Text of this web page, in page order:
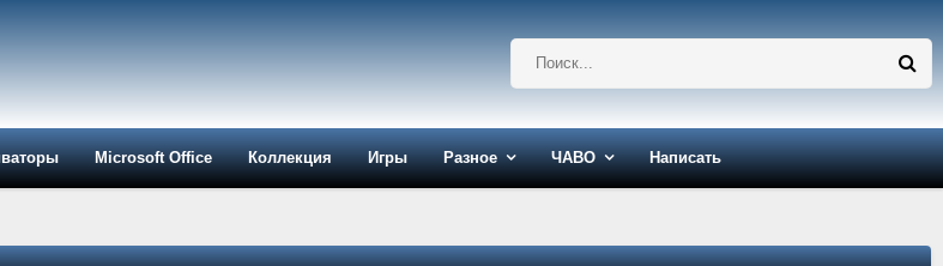
Microsoft Office Коллекция Игры Разное ЧАВО Написать